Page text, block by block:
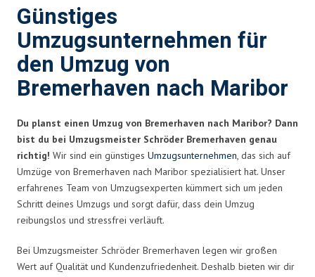
Günstiges
Umzugsunternehmen für
den Umzug von
Bremerhaven nach Maribor
Du planst einen Umzug von Bremerhaven nach Maribor? Dann
bist du bei Umzugsmeister Schröder Bremerhaven genau
richtig! Wir sind ein günstiges Umzugsunternehmen, das sich auf
Umzüge von Bremerhaven nach Maribor spezialisiert hat. Unser
erfahrenes Team von Umzugsexperten kümmert sich um jeden
Schritt deines Umzugs und sorgt dafür, dass dein Umzug
reibungslos und stressfrei verläuft.
Bei Umzugsmeister Schröder Bremerhaven legen wir großen
Wert auf Qualität und Kundenzufriedenheit. Deshalb bieten wir dir